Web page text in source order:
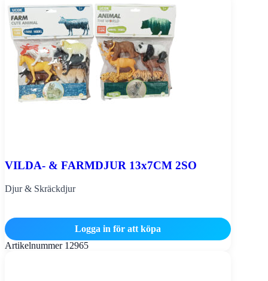
VILDA- & FARMDJUR 13x7CM 2SO
Djur & Skräckdjur
Logga in för att köpa
Artikelnummer 12965